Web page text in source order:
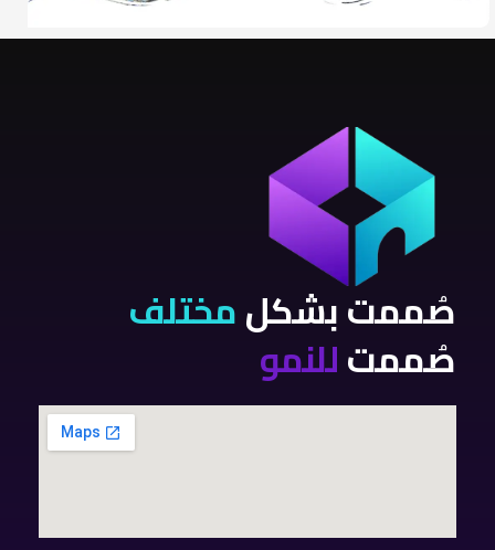
صُممت بشكلمختلف
صُممتللنمو